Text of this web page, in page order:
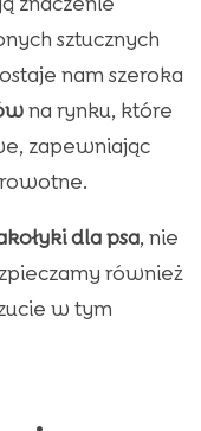
sztucznych
nam szeroka
na rynku, które
zapewniając
dla psa, nie
również
w tym